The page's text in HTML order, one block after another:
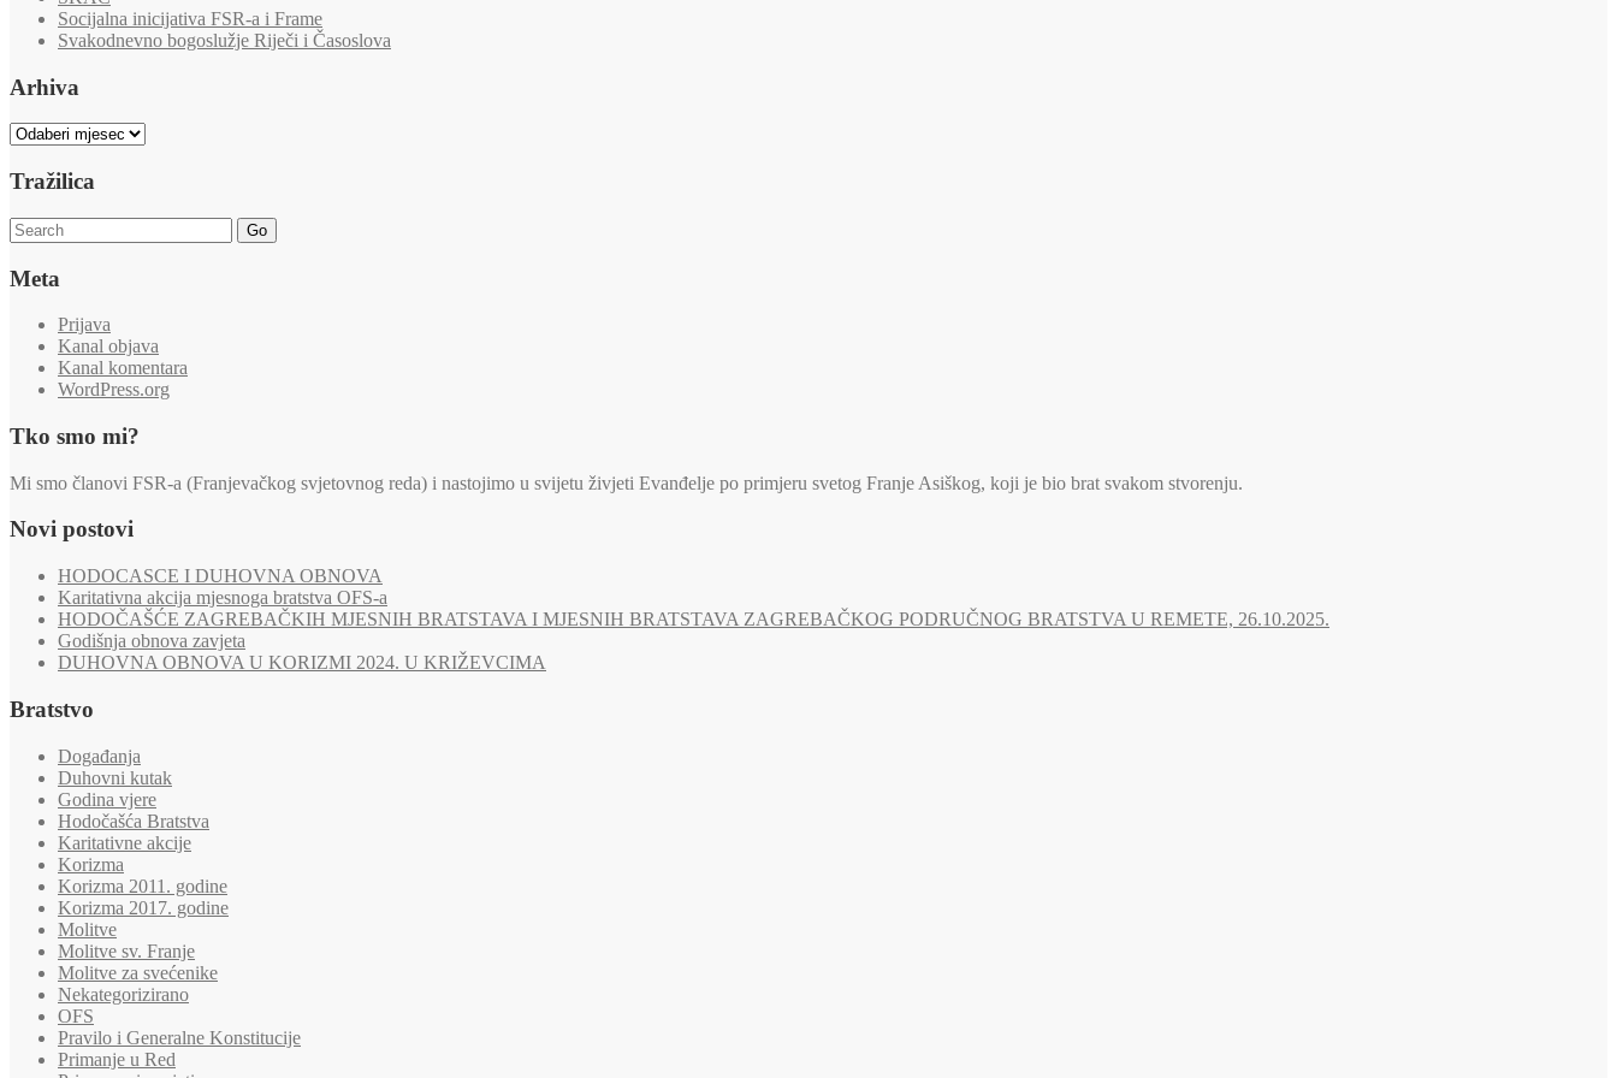
Socijalna inicijativa FSR-a i Frame
Svakodnevno bogoslužje Riječi i Časoslova
Arhiva
Arhiva
Tražilica
Go
Meta
Prijava
Kanal objava
Kanal komentara
WordPress.org
Tko smo mi?
Mi smo članovi FSR-a (Franjevačkog svjetovnog reda) i nastojimo u svijetu živjeti Evanđelje po primjeru svetog Franje Asiškog, koji je bio brat svakom stvorenju.
Novi postovi
HODOCASCE I DUHOVNA OBNOVA
Karitativna akcija mjesnoga bratstva OFS-a
HODOČAŠĆE ZAGREBAČKIH MJESNIH BRATSTAVA I MJESNIH BRATSTAVA ZAGREBAČKOG PODRUČNOG BRATSTVA U REMETE, 26.10.2025.
Godišnja obnova zavjeta
DUHOVNA OBNOVA U KORIZMI 2024. U KRIŽEVCIMA
Bratstvo
Događanja
Duhovni kutak
Godina vjere
Hodočašća Bratstva
Karitativne akcije
Korizma
Korizma 2011. godine
Korizma 2017. godine
Molitve
Molitve sv. Franje
Molitve za svećenike
Nekategorizirano
OFS
Pravilo i Generalne Konstitucije
Primanje u Red